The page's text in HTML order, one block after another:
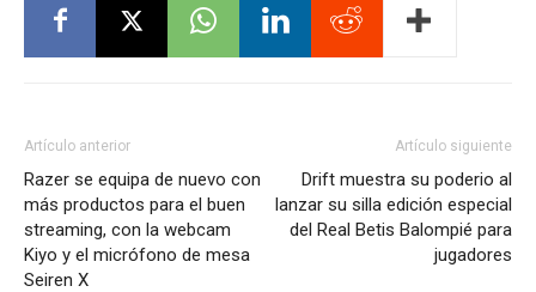
Artículo anterior
Razer se equipa de nuevo con
más productos para el buen
streaming, con la webcam
Kiyo y el micrófono de mesa
Seiren X
Artículo siguiente
Drift muestra su poderio al
lanzar su silla edición especial
del Real Betis Balompié para
jugadores